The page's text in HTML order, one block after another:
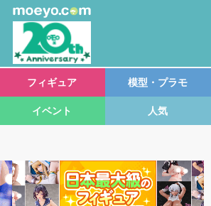
フィギュア 模型・プラモ
イベント 人気